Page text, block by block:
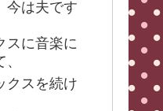
今は夫です
スに音楽に
クスを続け